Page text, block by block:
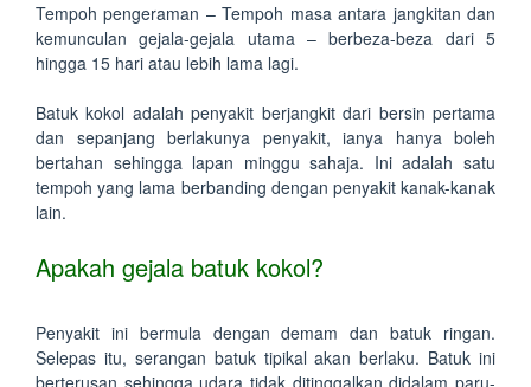
Tempoh pengeraman – Tempoh masa antara jangkitan dan
kemunculan gejala-gejala utama – berbeza-beza dari 5
hingga 15 hari atau lebih lama lagi.
Batuk kokol adalah penyakit berjangkit dari bersin pertama
dan sepanjang berlakunya penyakit, ianya hanya boleh
bertahan sehingga lapan minggu sahaja. Ini adalah satu
tempoh yang lama berbanding dengan penyakit kanak-kanak
lain.
Apakah gejala batuk kokol?
Penyakit ini bermula dengan demam dan batuk ringan.
Selepas itu, serangan batuk tipikal akan berlaku. Batuk ini
berterusan sehingga udara tidak ditinggalkan didalam paru-